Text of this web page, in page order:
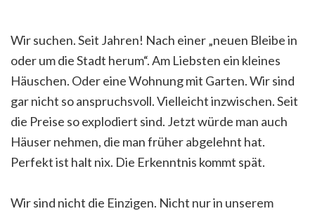
Wir suchen. Seit Jahren! Nach einer „neuen Bleibe in
oder um die Stadt herum“. Am Liebsten ein kleines
Häuschen. Oder eine Wohnung mit Garten. Wir sind
gar nicht so anspruchsvoll. Vielleicht inzwischen. Seit
die Preise so explodiert sind. Jetzt würde man auch
Häuser nehmen, die man früher abgelehnt hat.
Perfekt ist halt nix. Die Erkenntnis kommt spät.
Wir sind nicht die Einzigen. Nicht nur in unserem